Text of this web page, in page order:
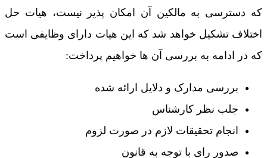
که دسترسی به مالکین آن امکان پذیر نیست، هیات حل
اختلاف تشکیل خواهد شد که این هیات دارای وظایفی است
که در ادامه به بررسی آن ها خواهیم پرداخت:
بررسی مدارک و دلایل ارائه شده
جلب نظر کارشناس
انجام تحقیقات لازم در صورت لزوم
صدور رای با توجه به قانون